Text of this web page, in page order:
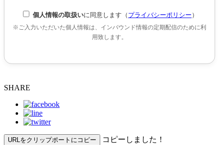
個人情報の取扱いに同意します（ プライバシーポリシー ）
※ご入力いただいた個人情報は、インバウンド情報の定期配信のために利
用致します。
SHARE
URLをクリップポートにコピー
コピーしました！